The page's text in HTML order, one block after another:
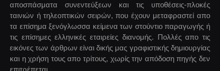
αποσπάσματα συνεντεύξεων και τις υποθέσεις-πλοκές
ταινιών ή τηλεοπτικών σειρών, που έχουν μεταφραστεί απο
τα επίσημα ξενόγλωσσα κείμενα των στούντιο παραγωγής ή
τις επίσημες ελληνικές εταιρείες διανομής. Πολλές απο τις
εικόνες των άρθρων είναι δικής μας γραφιστικής δημιουργίας
και η χρήση τους απο τρίτους, χωρίς την απόδοση πηγής δεν
επιτρέπεται.